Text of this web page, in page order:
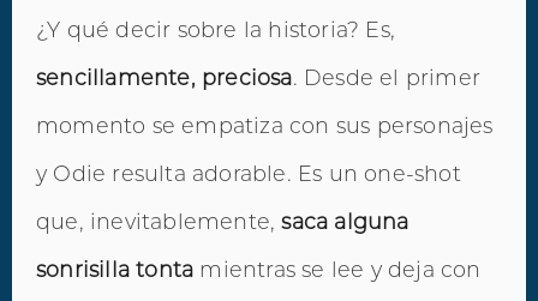
¿Y qué decir sobre la historia? Es,
sencillamente, preciosa. Desde el primer
momento se empatiza con sus personajes
y Odie resulta adorable. Es un one-shot
que, inevitablemente,saca alguna
sonrisilla tonta mientras se lee y deja con